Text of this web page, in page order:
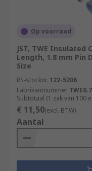
Op voorraad
JST, TWE Insulated
Length, 1.8 mm Pin
Size
RS-stocknr. 122-5206
Fabrikantnummer
Subtotaal (1 zak van 100
€ 11,50(excl. BTW)
Aantal